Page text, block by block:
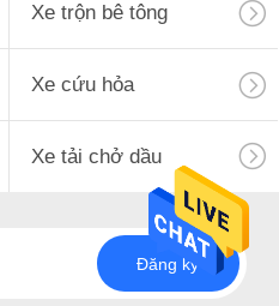
Xe trộn bê tông
Xe cứu hỏa
Xe tải chở dầu
Đăng ký